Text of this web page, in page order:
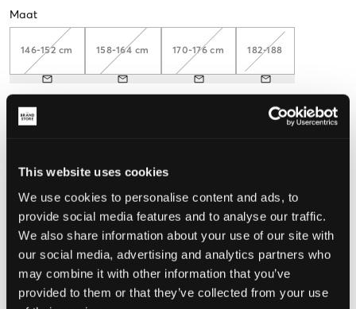
This website uses cookies
We use cookies to personalise content and ads, to
provide social media features and to analyse our traffic.
We also share information about your use of our site with
our social media, advertising and analytics partners who
may combine it with other information that you’ve
provided to them or that they’ve collected from your use
Maat
146-152 cm 158-164 cm 170-176 cm 182-188
De maat lijkt
KIES EEN MAAT
Snelle levering
Gratis verzending vanaf €69
Recht op herroeping binnen 60 dagen